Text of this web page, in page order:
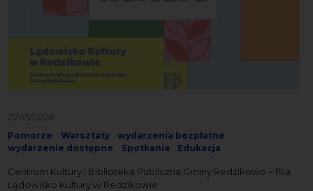
21/05/2026
Pomorze Warsztaty
wydarzenia bezpłatne
wydarzenie dostępne
Spotkania Edukacja
Centrum Kultury i Biblioteka Publiczna Gminy Redzikowo – filia
Lądowisko Kultury w Redzikowie